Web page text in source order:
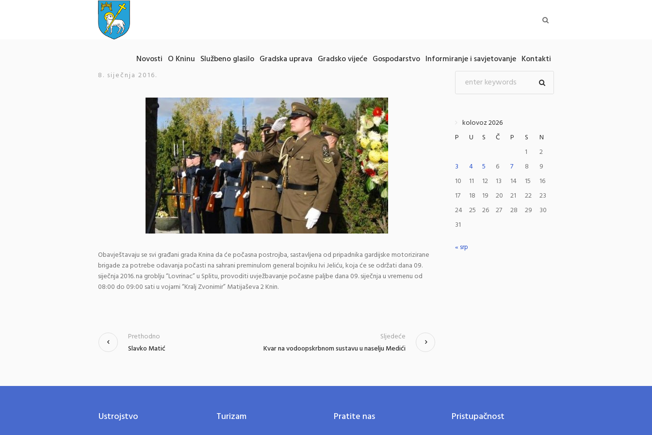
Novosti O Kninu Službeno glasilo Gradska uprava Gradsko vijeće Gospodarstvo Informiranje i savjetovanje Kontakti
8. siječnja 2016.
Obavještavaju se svi građani grada Knina da će počasna postrojba, sastavljena od pripadnika gardijske motorizirane
brigade za potrebe odavanja počasti na sahrani preminulom general bojniku Ivi Jeliću, koja će se održati dana 09.
siječnja 2016. na groblju “Lovrinac” u Splitu, provoditi uvježbavanje počasne paljbe dana 09. siječnja u vremenu od
08:00 do 09:00 sati u vojarni “Kralj Zvonimir” Matijaševa 2 Knin.
Slavko Matić
Prethodno
Kvar na vodoopskrbnom sustavu u naselju Medići
Sljedeće
kolovoz 2026
P
U S Č P S
N
1
2
3
4 5 6 7 8
9
10
11 12 13 14 15
16
17
18 19 20 21 22
23
24
25 26 27 28 29
30
31
« srp
Ustrojstvo Turizam Pratite nas Pristupačnost